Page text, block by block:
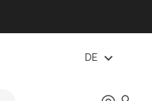
DE expand_more